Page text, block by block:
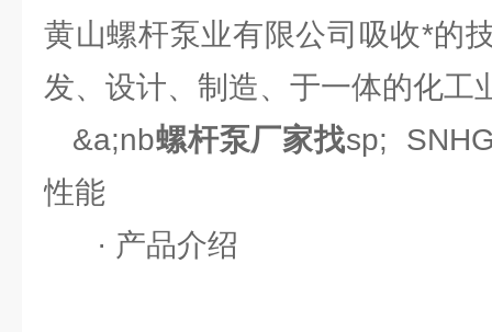
黄山螺杆泵业有限公司吸收*的
发、设计、制造、于一体的化工
&a;nb螺杆泵厂家找sp;
性能
· 产品介绍